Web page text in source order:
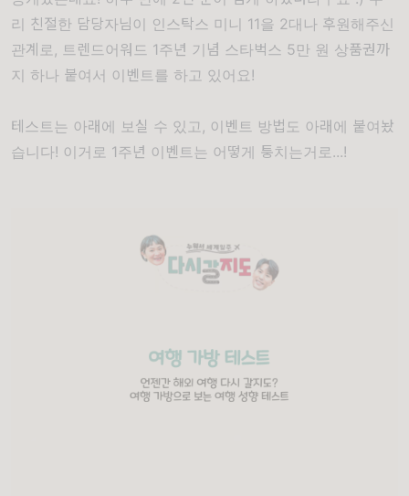
리 친절한 담당자님이 인스탁스 미니 11을 2대나 후원해주신
관계로, 트렌드어워드 1주년 기념 스타벅스 5만 원 상품권까
지 하나 붙여서 이벤트를 하고 있어요!
테스트는 아래에 보실 수 있고, 이벤트 방법도 아래에 붙여놨
습니다! 이거로 1주년 이벤트는 어떻게 퉁치는거로...!